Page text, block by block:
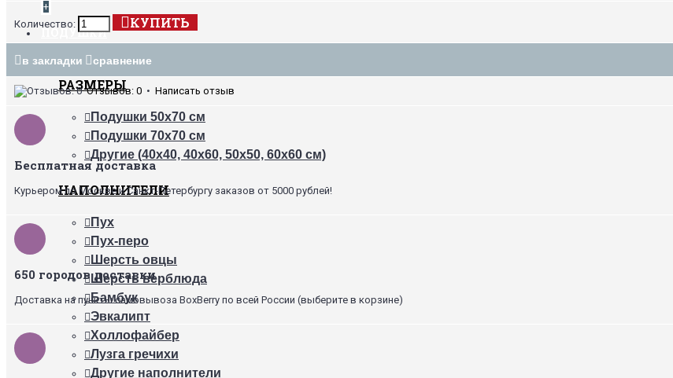
+
ПОДУШКИ
РАЗМЕРЫ
Подушки 50х70 см
Подушки 70х70 см
Другие (40х40, 40х60, 50х50, 60х60 см)
НАПОЛНИТЕЛИ
Пух
Пух-перо
Шерсть овцы
Шерсть верблюда
Бамбук
Эвкалипт
Холлофайбер
Лузга гречихи
Другие наполнители
Количество: КУПИТЬ
в закладки сравнение
Отзывов: 0 • Написать отзыв
Бесплатная доставка
Курьером по Москве и Санкт-Петербургу заказов от 5000 рублей!
650 городов доставки
Доставка на пункты самовывоза BoxBerry по всей России (выберите в корзине)